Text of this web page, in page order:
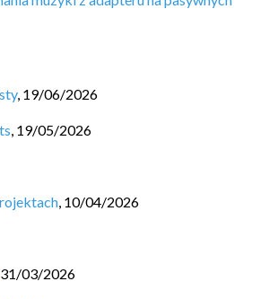
, 19/06/2026
, 19/05/2026
, 10/04/2026
31/03/2026